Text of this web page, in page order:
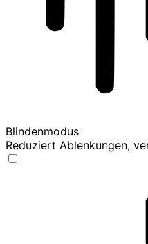
Blindenmodus
Reduziert Ablenkungen,